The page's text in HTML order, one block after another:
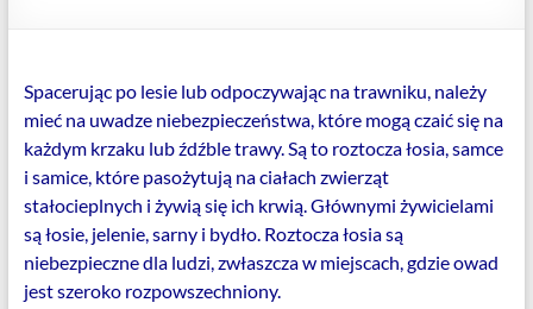
Spacerując po lesie lub odpoczywając na trawniku, należy
mieć na uwadze niebezpieczeństwa, które mogą czaić się na
każdym krzaku lub źdźble trawy. Są to roztocza łosia, samce
i samice, które pasożytują na ciałach zwierząt
stałocieplnych i żywią się ich krwią. Głównymi żywicielami
są łosie, jelenie, sarny i bydło. Roztocza łosia są
niebezpieczne dla ludzi, zwłaszcza w miejscach, gdzie owad
jest szeroko rozpowszechniony.